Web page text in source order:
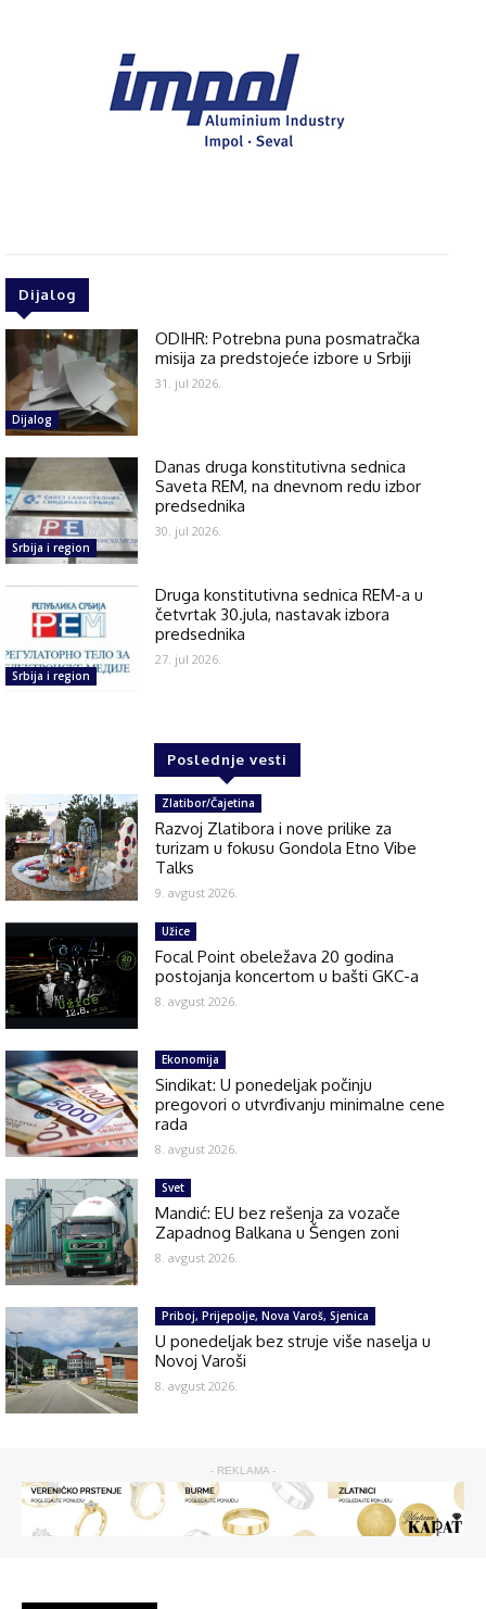
Dijalog
Dijalog
ODIHR: Potrebna puna posmatračka
misija za predstojeće izbore u Srbiji
31. jul 2026.
Srbija i region
Danas druga konstitutivna sednica
Saveta REM, na dnevnom redu izbor
predsednika
30. jul 2026.
Srbija i region
Druga konstitutivna sednica REM-a u
četvrtak 30.jula, nastavak izbora
predsednika
27. jul 2026.
Poslednje vesti
Zlatibor/Čajetina
Razvoj Zlatibora i nove prilike za
turizam u fokusu Gondola Etno Vibe
Talks
9. avgust 2026.
Užice
Focal Point obeležava 20 godina
postojanja koncertom u bašti GKC-a
8. avgust 2026.
Ekonomija
Sindikat: U ponedeljak počinju
pregovori o utvrđivanju minimalne cene
rada
8. avgust 2026.
Svet
Mandić: EU bez rešenja za vozače
Zapadnog Balkana u Šengen zoni
8. avgust 2026.
Priboj, Prijepolje, Nova Varoš, Sjenica
U ponedeljak bez struje više naselja u
Novoj Varoši
8. avgust 2026.
- REKLAMA -